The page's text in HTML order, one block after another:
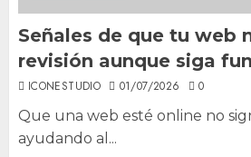
Señales de que tu web
revisión aunque siga
ICONESTUDIO 01/07/2026 0
Que una web esté online no
ayudando al...